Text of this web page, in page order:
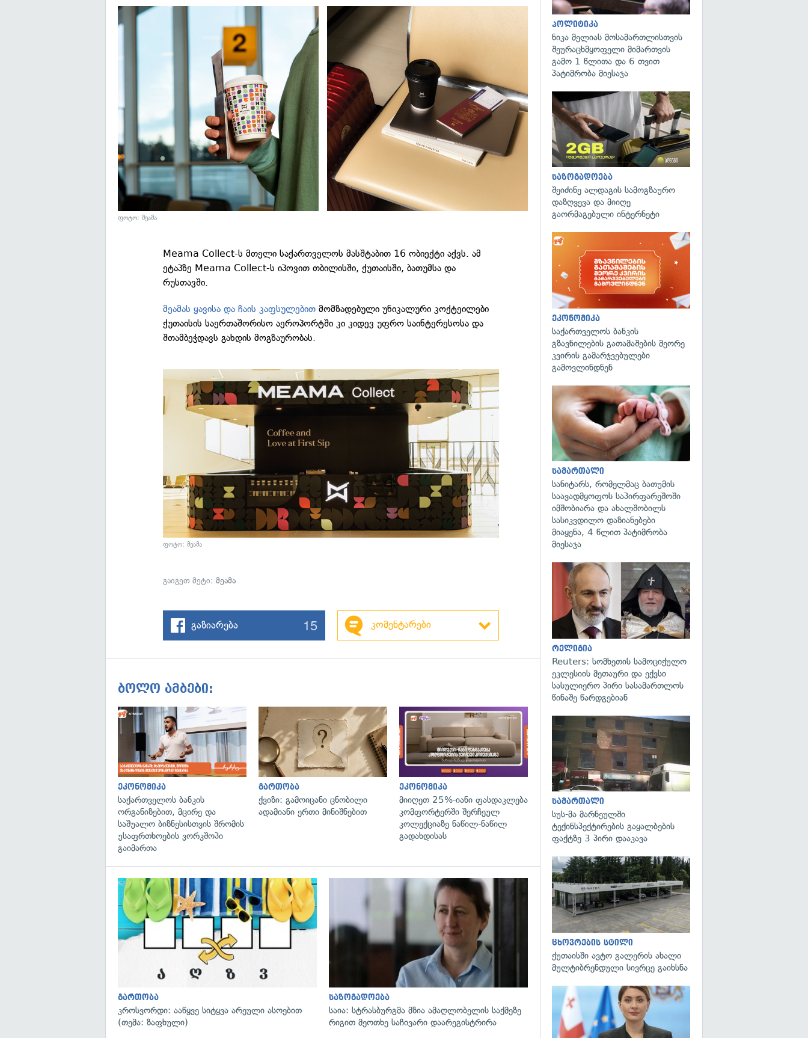
ფოტო: მეამა
Meama Collect-ს მთელი საქართველოს მასშტაბით 16 ობიექტი აქვს. ამ
ეტაპზე Meama Collect-ს იპოვით თბილისში, ქუთაისში, ბათუმსა და
რუსთავში.
მეამას ყავისა და ჩაის კაფსულებით მომზადებული უნიკალური კოქტეილები
ქუთაისის საერთაშორისო აეროპორტში კი კიდევ უფრო საინტერესოსა და
შთამბეჭდავს გახდის მოგზაურობას.
ფოტო: მეამა
გაიგეთ მეტი:მეამა
გაზიარება 15 კომენტარები
ბოლო ამბები:
ეკონომიკა
საქართველოს ბანკის
ორგანიზებით, მცირე და
საშუალო ბიზნესისთვის შრომის
უსაფრთხოების ვორკშოპი
გაიმართა
გართობა
ქვიზი: გამოიცანი ცნობილი
ადამიანი ერთი მინიშნებით
ეკონომიკა
მიიღეთ 25%-იანი ფასდაკლება
კომფორტერში შერჩეულ
კოლექციაზე ნაწილ-ნაწილ
გადახდისას
გართობა
კროსვორდი: ააწყვე სიტყვა არეული ასოებით
(თემა: ზაფხული)
გადახედვა
საზოგადოება
საია: სტრასბურგმა მზია ამაღლობელის საქმეზე
რიგით მეოთხე საჩივარი დაარეგისტრირა
პოლიტიკა
ნიკა მელიას მოსამართლისთვის
შეურაცხმყოფელი მიმართვის
გამო 1 წლითა და 6 თვით
პატიმრობა მიესაჯა
საზოგადოება
შეიძინე ალდაგის სამოგზაურო
დაზღვევა და მიიღე
გაორმაგებული ინტერნეტი
ეკონომიკა
საქართველოს ბანკის
გზავნილების გათამაშების მეორე
კვირის გამარჯვებულები
გამოვლინდნენ
სამართალი
სანიტარს, რომელმაც ბათუმის
საავადმყოფოს საპირფარეშოში
იმშობიარა და ახალშობილს
სასიკვდილო დაზიანებები
მიაყენა, 4 წლით პატიმრობა
მიესაჯა
რელიგია
Reuters: სომხეთის სამოციქულო
ეკლესიის მეთაური და ექვსი
სასულიერო პირი სასამართლოს
წინაშე წარდგებიან
სამართალი
სუს-მა მარნეულში
ტექინსპექტირების გაყალბების
ფაქტზე 3 პირი დააკავა
ცხოვრების სტილი
ქუთაისში ავტო გალერის ახალი
მულტიბრენდული სივრცე გაიხსნა